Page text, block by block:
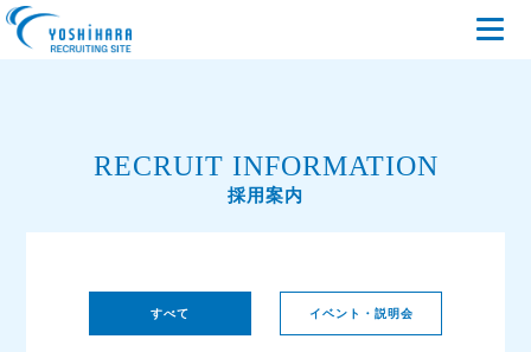
RECRUIT INFORMATION
採用案内
すべて イベント・説明会